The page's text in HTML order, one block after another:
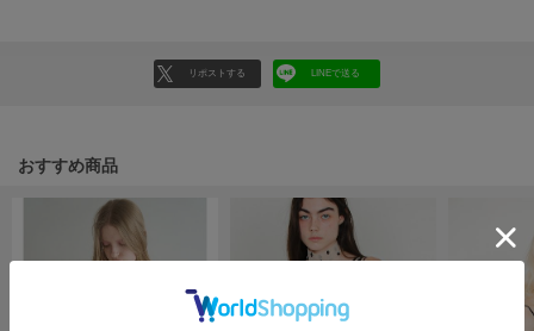
gelato pique
ジェラート ピケ
GELATO PIQUE CAT&DOG
ジェラート ピケ キャットアンドドッグ
リポストする LINEで送る
おすすめ商品